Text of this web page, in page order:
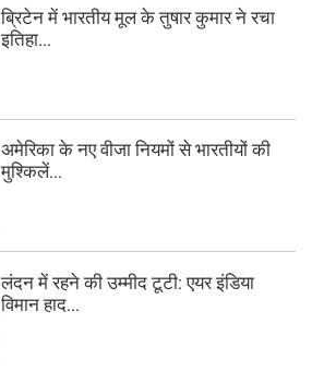
ब्रिटेन में भारतीय मूल के तुषार कुमार ने रचा
इतिहा...
अमेरिका के नए वीजा नियमों से भारतीयों की
मुश्किलें...
लंदन में रहने की उम्मीद टूटी: एयर इंडिया
विमान हाद...